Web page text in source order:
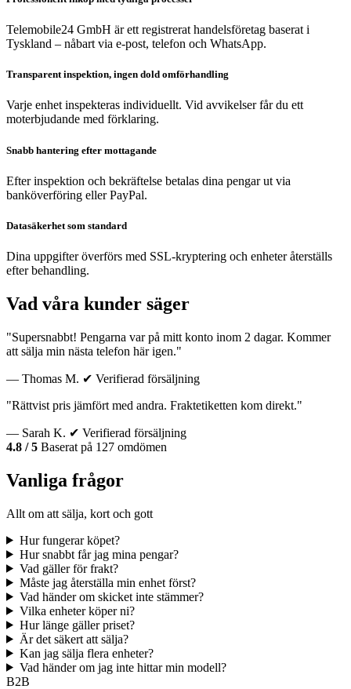
Telemobile24 GmbH är ett registrerat handelsföretag baserat i
Tyskland – nåbart via e-post, telefon och WhatsApp.
Transparent inspektion, ingen dold omförhandling
Varje enhet inspekteras individuellt. Vid avvikelser får du ett
moterbjudande med förklaring.
Snabb hantering efter mottagande
Efter inspektion och bekräftelse betalas dina pengar ut via
banköverföring eller PayPal.
Datasäkerhet som standard
Dina uppgifter överförs med SSL-kryptering och enheter återställs
efter behandling.
Vad våra kunder säger
"Supersnabbt! Pengarna var på mitt konto inom 2 dagar. Kommer
att sälja min nästa telefon här igen."
— Thomas M. ✔ Verifierad försäljning
"Rättvist pris jämfört med andra. Fraktetiketten kom direkt."
— Sarah K. ✔ Verifierad försäljning
4.8 / 5 Baserat på 127 omdömen
Vanliga frågor
Allt om att sälja, kort och gott
Hur fungerar köpet?
Hur snabbt får jag mina pengar?
Vad gäller för frakt?
Måste jag återställa min enhet först?
Vad händer om skicket inte stämmer?
Vilka enheter köper ni?
Hur länge gäller priset?
Är det säkert att sälja?
Kan jag sälja flera enheter?
Vad händer om jag inte hittar min modell?
B2B